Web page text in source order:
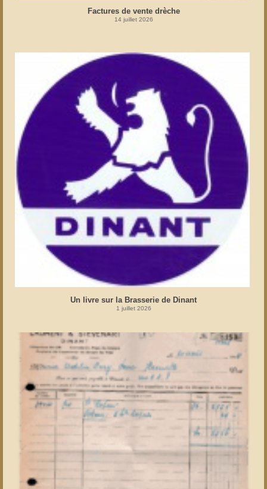
Factures de vente drèche
14 juillet 2026
Un livre sur la Brasserie de Dinant
1 juillet 2026